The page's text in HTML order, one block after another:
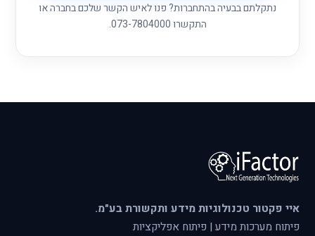
נתקלתם בבעיה בהתחברות? פנו לאיש הקשר שלכם בחברה או
התקשרו 073-7804000.
איי פקטור טכנולוגיות מידע ותקשורת בע"מ.
פיתוח מערכות מידע | פיתוח אפליקציות